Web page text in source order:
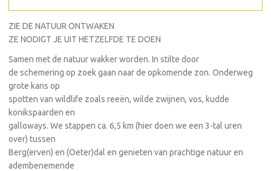
ZIE DE NATUUR ONTWAKEN
ZE NODIGT JE UIT HETZELFDE TE DOEN
Samen met de natuur wakker worden. In stilte door
de schemering op zoek gaan naar de opkomende zon. Onderweg
grote kans op
spotten van wildlife zoals reeën, wilde zwijnen, vos, kudde
konikspaarden en
galloways. We stappen ca. 6,5 km (hier doen we een 3-tal uren
over) tussen
Berg(erven) en (Oeter)dal en genieten van prachtige natuur en
adembenemende